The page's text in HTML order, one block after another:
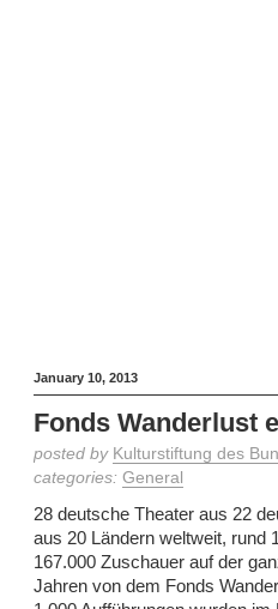
January 10, 2013
Fonds Wanderlust
posted by Kulturstiftung des
categories: General
28 deutsche Theater aus 22
aus 20 Ländern weltweit, rund
167.000 Zuschauer auf der
Jahren von dem Fonds